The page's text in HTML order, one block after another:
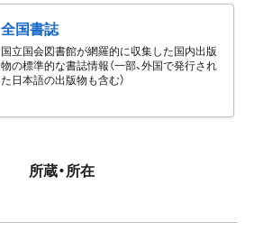
全国書誌
国立国会図書館が網羅的に収集した国内出版
物の標準的な書誌情報（一部、外国で発行され
た日本語の出版物も含む）
所蔵・所在